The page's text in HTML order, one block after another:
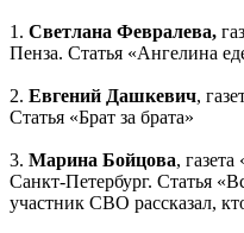
1. Светлана Февралева,
Пенза. Статья «Ангелина
2. Евгений Дашкевич,
Статья «Брат за брата»
3. Марина Бойцова,
Санкт-Петербург. Статья
участник СВО рассказал,